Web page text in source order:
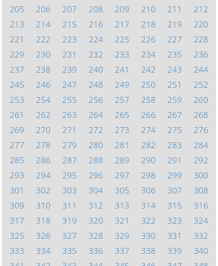
205
206 207 208 209 210 211
212
213
214 215 216 217 218 219
220
221
222 223 224 225 226 227
228
229
230 231 232 233 234 235
236
237
238 239 240 241 242 243
244
245
246 247 248 249 250 251
252
253
254 255 256 257 258 259
260
261
262 263 264 265 266 267
268
269
270 271 272 273 274 275
276
277
278 279 280 281 282 283
284
285
286 287 288 289 290 291
292
293
294 295 296 297 298 299
300
301
302 303 304 305 306 307
308
309
310 311 312 313 314 315
316
317
318 319 320 321 322 323
324
325
326 327 328 329 330 331
332
333
334 335 336 337 338 339
340